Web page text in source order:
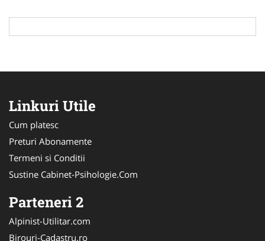
Linkuri Utile
Cum platesc
Preturi Abonamente
Termeni si Conditii
Sustine Cabinet-Psihologie.Com
Parteneri 2
Alpinist-Utilitar.com
Birouri-Cadastru.ro